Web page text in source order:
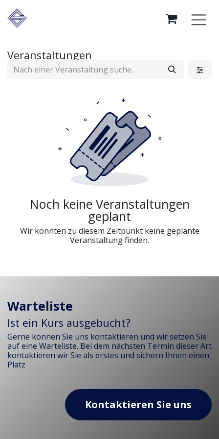
Veranstaltungen
Noch keine Veranstaltungen
geplant
Wir konnten zu diesem Zeitpunkt keine geplante
Veranstaltung finden.
Warteliste
Ist ein Kurs ausgebucht?
Gerne können Sie uns kontaktieren und wir setzen Sie
auf eine Warteliste. Bei dem nächsten Termin dieser Art
kontaktieren wir Sie als erstes und sichern Ihnen einen
Platz
Kontaktieren Sie uns